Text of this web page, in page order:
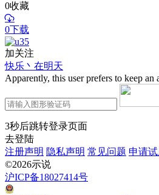
0收藏
0下载
加关注
快乐丶在明天
Apparently, this user prefers to keep an
3秒后跳转登录页面
去登陆
注册声明 隐私声明 常见问题 申请试
©2026示说
沪ICP备18027414号